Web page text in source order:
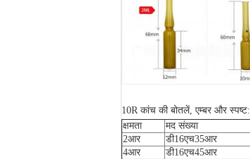
10R कांच की बोतलें, एम्बर और स्पष्ट:
क्षमता
मद संख्या
2आर
डी16एच35आर
4आर
डी16एच45आर